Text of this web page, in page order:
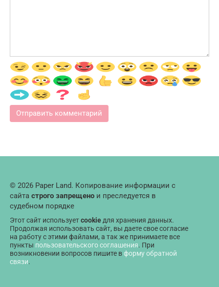
© 2026 Paper Land. Копирование информации с
сайта строго запрещено и преследуется в
судебном порядке
Этот сайт используетcookie для хранения данных.
Продолжая использовать сайт, вы даете свое согласие
на работу с этими файлами, а так же принимаете все
пункты пользовательского соглашения. При
возникновении вопросов пишите вформу обратной
связи.